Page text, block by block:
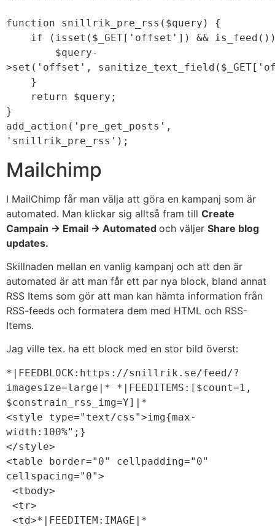
function snillrik_pre_rss($query) {
if (isset($_GET['offset']) &&
$query-
>set('offset',
}
return $query;
}
add_action('pre_get_posts',
'snillrik_pre_rss');
Mailchimp
I MailChimp får man välja att göra en kampanj som är
automated. Man klickar sig alltså fram till Create
Campain -> Email -> Automated och väljer Share blog
updates.
Skillnaden mellan en vanlig kampanj och att den är
automated är att man får ett par nya block, bland annat
RSS Items som gör att man kan hämta information från
RSS-feeds och formatera dem med HTML och RSS-
Items.
Jag ville tex. ha ett block med en stor bild överst:
*|FEEDBLOCK:https://snillrik.se/feed/?
imagesize=large|* *|FEEDITEMS:[$count=1,
$constrain_rss_img=Y]|*
<style type="text/css">img{max-
width:100%";}
</style>
<table border="0" cellpadding="0"
cellspacing="0">
<tbody>
<tr>
<td>*|FEEDITEM:IMAGE|*